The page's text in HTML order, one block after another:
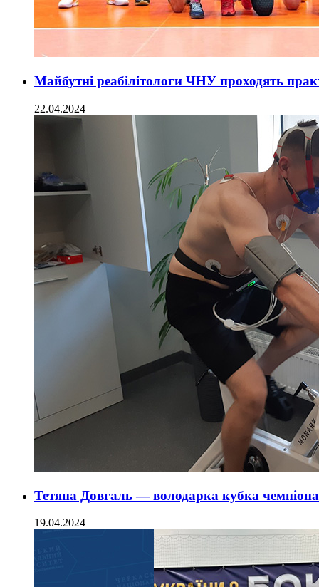
Майбутні реабілітологи ЧНУ проходять
22.04.2024
Тетяна Довгаль — володарка кубка
19.04.2024